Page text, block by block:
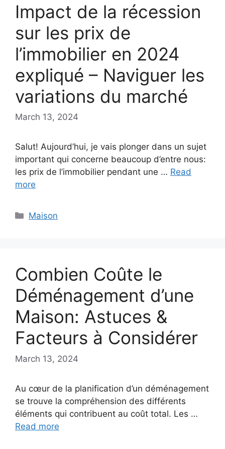
Impact de la récession
sur les prix de
l’immobilier en 2024
expliqué – Naviguer les
variations du marché
March 13, 2024
Salut! Aujourd’hui, je vais plonger dans un sujet
important qui concerne beaucoup d’entre nous:
les prix de l’immobilier pendant une … Read
more
Categories
Maison
Combien Coûte le
Déménagement d’une
Maison: Astuces &
Facteurs à Considérer
March 13, 2024
Au cœur de la planification d’un déménagement
se trouve la compréhension des différents
éléments qui contribuent au coût total. Les …
Read more